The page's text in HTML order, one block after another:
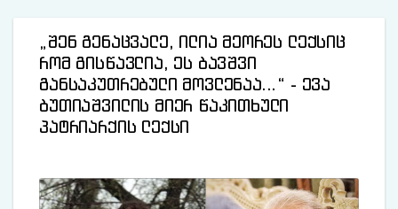
„შენ გენაცვალე, ილია მეორეს ლექსიც
რომ გისწავლია, ეს ბავშვი
განსაკუთრებული მოვლენაა...“ - ევა
ბუთიაშვილის მიერ წაკითხული
პატრიარქის ლექსი